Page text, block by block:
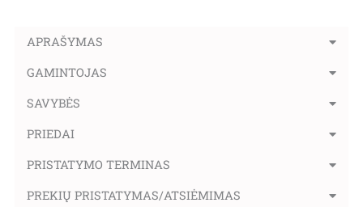
APRAŠYMAS
GAMINTOJAS
SAVYBĖS
PRIEDAI
PRISTATYMO TERMINAS
PREKIŲ PRISTATYMAS/ATSIĖMIMAS